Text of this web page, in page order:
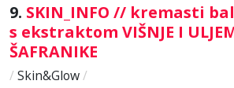
9. SKIN_INFO // kremasti
s ekstraktom VIŠNJE I
ŠAFRANIKE
/ Skin&Glow/